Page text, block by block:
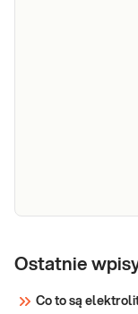
gardła/
Streptococcus
Ostatnie
Co to są